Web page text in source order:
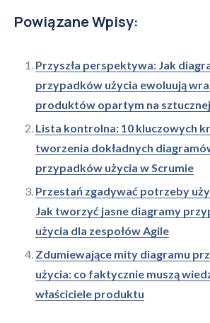
Powiązane Wpisy:
Przyszła perspektywa: Jak
przypadków użycia ewoluują
produktów opartym na
Lista kontrolna: 10 kluczowych
tworzenia dokładnych
przypadków użycia w Scrumie
Przestań zgadywać potrzeby
Jak tworzyć jasne diagramy
użycia dla zespołów Agile
Zdumiewające mity diagramu
użycia: co faktycznie muszą
właściciele produktu